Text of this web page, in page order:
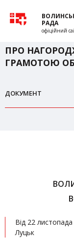
РАДА
офіційний
ПРО
ГРАМОТОЮ
ДОКУМЕНТ
Від 22
Луцьк